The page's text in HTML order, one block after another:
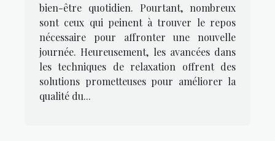
bien-être quotidien. Pourtant, nombreux
sont ceux qui peinent à trouver le repos
nécessaire pour affronter une nouvelle
journée. Heureusement, les avancées dans
les techniques de relaxation offrent des
solutions prometteuses pour améliorer la
qualité du...